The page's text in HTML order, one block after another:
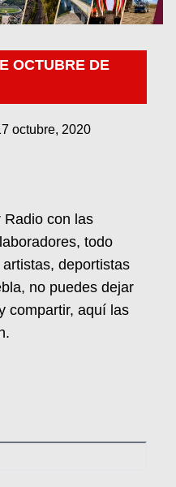
OCTUBRE DE
octubre, 2020
Radio con las
todo
deportistas
no puedes dejar
compartir, aquí las